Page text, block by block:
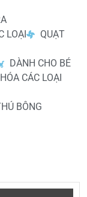
LOẠI
QUẠT
DÀNH CHO BÉ
CÁC LOẠI
BÔNG